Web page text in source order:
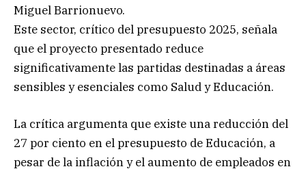
Miguel Barrionuevo.
Este sector, crítico del presupuesto 2025, señala
que el proyecto presentado reduce
significativamente las partidas destinadas a áreas
sensibles y esenciales como Salud y Educación.
La crítica argumenta que existe una reducción del
27 por ciento en el presupuesto de Educación, a
pesar de la inflación y el aumento de empleados en